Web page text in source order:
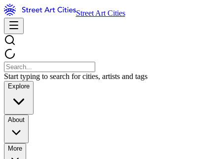
Street Art Cities
Start typing to search for cities, artists and tags
Explore
About
More